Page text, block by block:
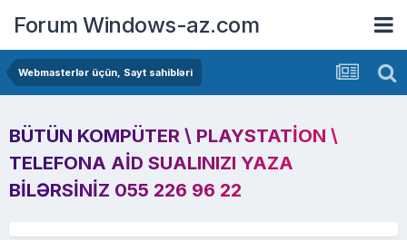
Forum Windows-az.com
Webmasterlər üçün, Sayt sahibləri
BÜTÜN KOMPÜTER \ PLAYSTATION \
TELEFONA AID SUALINIZI YAZA
BILƏRSINIZ 055 226 96 22